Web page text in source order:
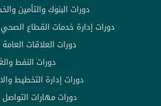
دورات البنوك والتأمين
دورات إدارة خدمات القطاع الصحي
دورات العلاقات العامة
دورات النفط
دورات إدارة التخطيط
دورات مهارات التواصل